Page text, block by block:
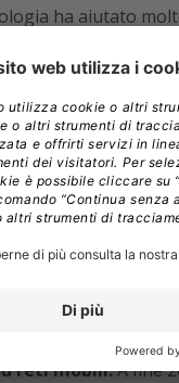
ha aiutato
e utilizzo di servizi
alla connettività,
intervistati dichiara
di loro prevede di
casaper essere
ultralarga
entro la fine del
reti mobili.A fine